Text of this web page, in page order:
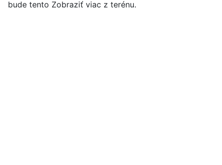
bude tento Zobraziť viac z terénu.